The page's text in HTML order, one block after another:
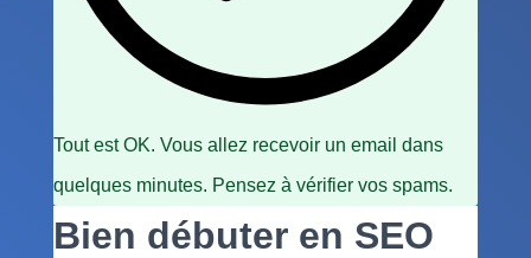
Tout est OK. Vous allez recevoir un email dans
quelques minutes. Pensez à vérifier vos spams.
Bien débuter en SEO